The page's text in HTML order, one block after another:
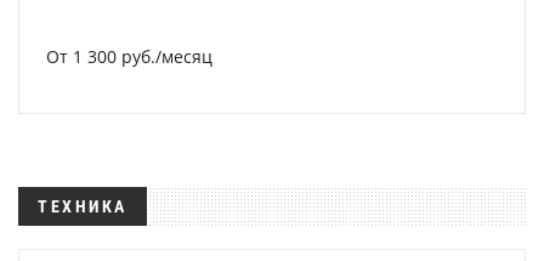
От 1 300 руб./месяц
ТЕХНИКА